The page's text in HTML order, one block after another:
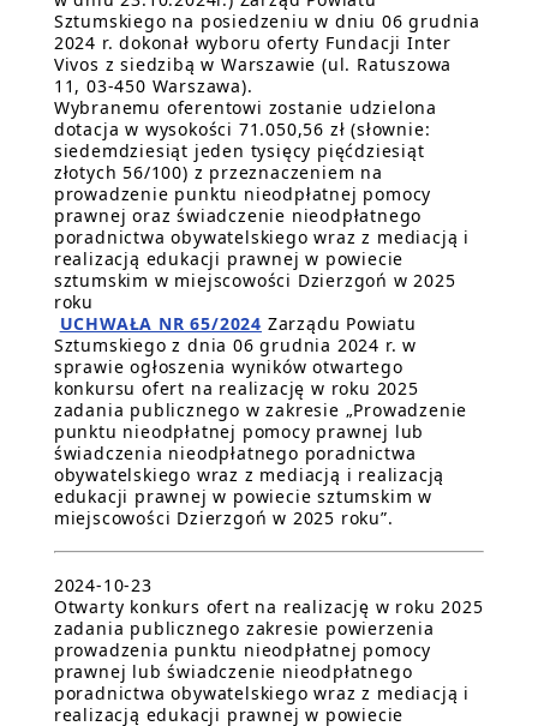
Sztumskiego na posiedzeniu w dniu 06 grudnia
2024 r. dokonał wyboru oferty Fundacji Inter
Vivos z siedzibą w Warszawie (ul. Ratuszowa
11, 03-450 Warszawa).
Wybranemu oferentowi zostanie udzielona
dotacja w wysokości 71.050,56 zł (słownie:
siedemdziesiąt jeden tysięcy pięćdziesiąt
złotych 56/100) z przeznaczeniem na
prowadzenie punktu nieodpłatnej pomocy
prawnej oraz świadczenie nieodpłatnego
poradnictwa obywatelskiego wraz z mediacją i
realizacją edukacji prawnej w powiecie
sztumskim w miejscowości Dzierzgoń w 2025
roku
UCHWAŁA NR 65/2024 Zarządu Powiatu
Sztumskiego z dnia 06 grudnia 2024 r. w
sprawie ogłoszenia wyników otwartego
konkursu ofert na realizację w roku 2025
zadania publicznego w zakresie „Prowadzenie
punktu nieodpłatnej pomocy prawnej lub
świadczenia nieodpłatnego poradnictwa
obywatelskiego wraz z mediacją i realizacją
edukacji prawnej w powiecie sztumskim w
miejscowości Dzierzgoń w 2025 roku”.
2024-10-23
Otwarty konkurs ofert na realizację w roku 2025
zadania publicznego zakresie powierzenia
prowadzenia punktu nieodpłatnej pomocy
prawnej lub świadczenie nieodpłatnego
poradnictwa obywatelskiego wraz z mediacją i
realizacją edukacji prawnej w powiecie